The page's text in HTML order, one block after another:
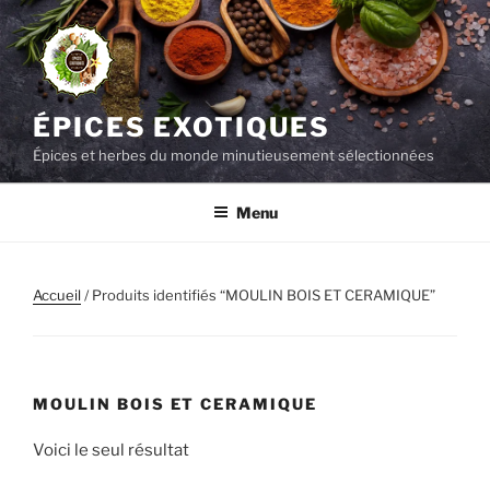
Aller
au
contenu
principal
ÉPICES EXOTIQUES
Épices et herbes du monde minutieusement sélectionnées
Menu
Accueil/ Produits identifiés “MOULIN BOIS ET CERAMIQUE”
MOULIN BOIS ET CERAMIQUE
Voici le seul résultat